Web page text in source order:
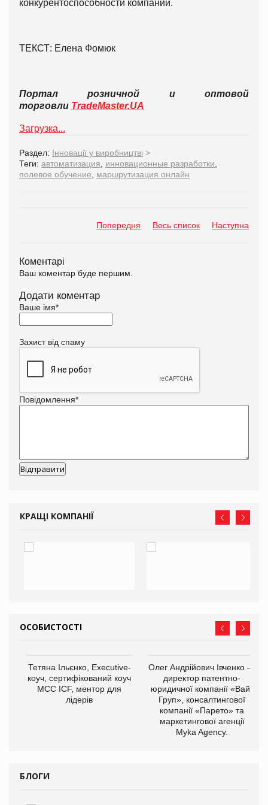
конкурентоспособности компании.
ТЕКСТ: Елена Фомюк
Портал розничной и оптовой
торговли TradeMaster.UA
Загрузка...
Раздел: Інновації у виробництві >
Теги: автоматизация инновационные разработки
полевое обучение
маршрутизация онлайн
Попередня Весь список Наступна
Коментарі
Ваш коментар буде першим.
Додати коментар
Ваше імя*
Захист від спаму
Повідомлення*
КРАЩІ КОМПАНІЇ
ОСОБИСТОСТІ
Тетяна Ільєнко, Executive-
коуч, сертифікований коуч
МСС ICF, ментор для
лідерів
Олег Андрійович Івченко —
директор патентно-
юридичної компанії «Вайз
Груп», консалтингової
компанії «Парето» та
маркетингової агенції
Myka Agency.
БЛОГИ